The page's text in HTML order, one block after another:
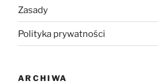
Zasady
Polityka prywatności
ARCHIWA